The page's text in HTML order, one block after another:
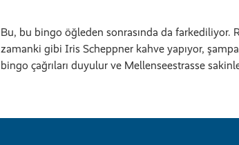
Bu, bu bingo öğleden sonrasında da farkediliyor.
zamanki gibi Iris Scheppner kahve yapıyor,
bingo çağrıları duyulur ve Mellenseestrasse